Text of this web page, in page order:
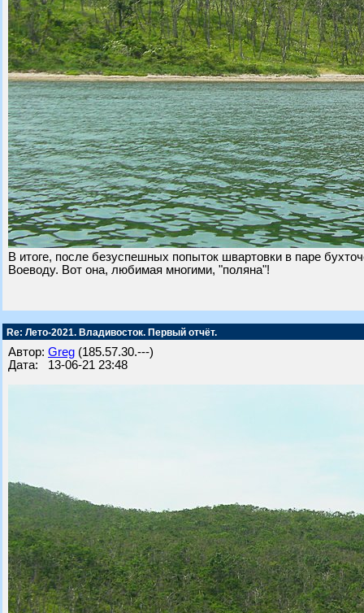
В итоге, после безуспешных попыток швартовки в паре
Воеводу. Вот она, любимая многими, "поляна"!
Re: Лето-2021. Владивосток. Первый отчёт.
Автор: Greg (185.57.30.---)
Дата: 13-06-21 23:48